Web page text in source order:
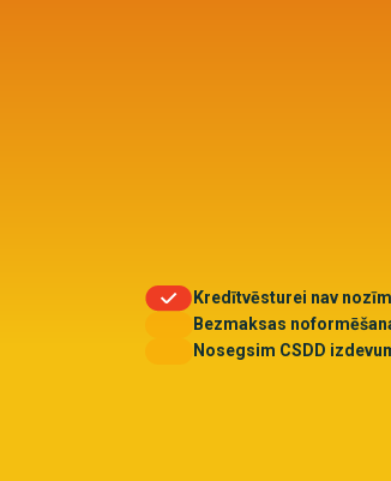
Kredītvēsturei nav
Bezmaksas
Nosegsim CSDD